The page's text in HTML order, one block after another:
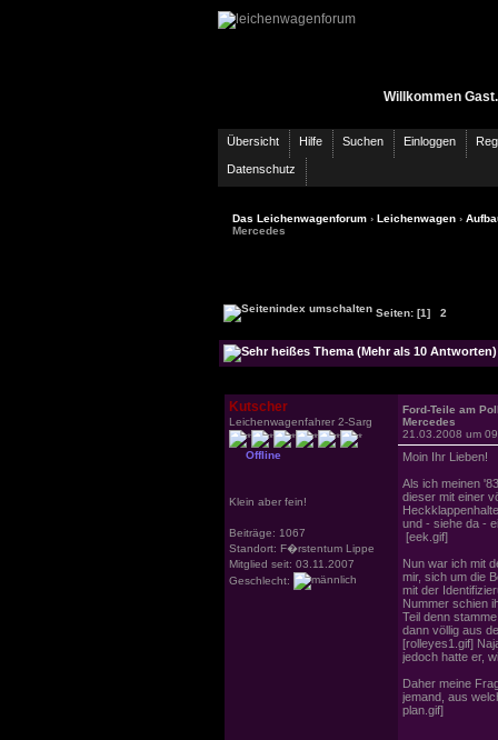
Willkommen
Übersicht Hilfe Suchen Einloggen
Datenschutz
Das Leichenwagenforum › Leichenwagen ›
Mercedes
Seiten: [1] 2
Kutscher
Leichenwagenfahrer 2-Sarg
Offline
Klein aber fein!
Beiträge: 1067
Standort: F�rstentum Lippe
Mitglied seit: 03.11.2007
Geschlecht:
Ford-Teile am
Mercedes
21.03.2008 um
Moin Ihr Lieben!
Als ich meinen
dieser mit einer
und - siehe da -
[eek.gif]
Nun war ich mit
mir, sich um die
mit der
Nummer schien
Teil denn
dann völlig aus
[rolleyes1.gif]
jedoch hatte er,
Daher meine
jemand, aus
plan.gif]